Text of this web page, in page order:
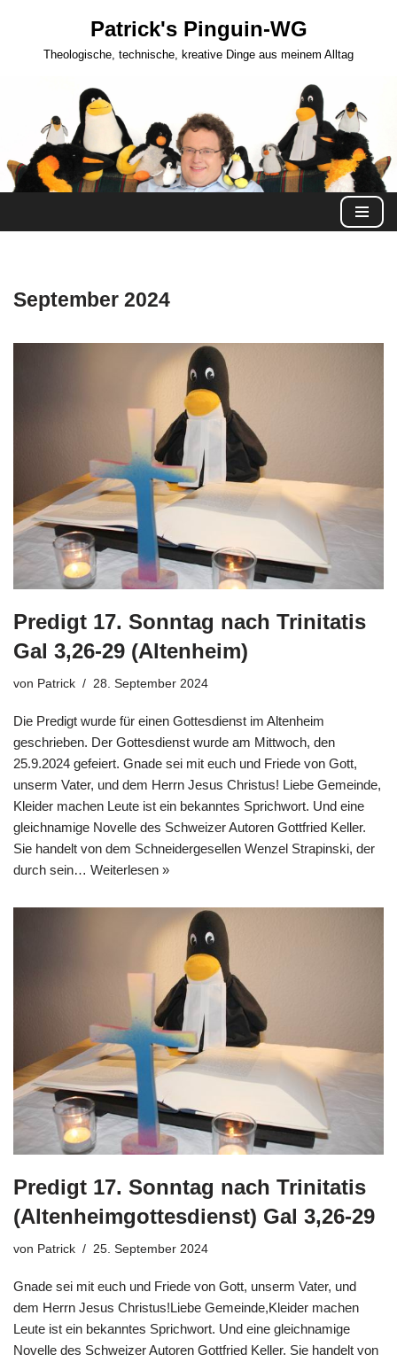
Patrick's Pinguin-WG
Theologische, technische, kreative Dinge aus meinem Alltag
September 2024
Predigt 17. Sonntag nach Trinitatis
Gal 3,26-29 (Altenheim)
von Patrick 28. September 2024
Die Predigt wurde für einen Gottesdienst im Altenheim
geschrieben. Der Gottesdienst wurde am Mittwoch, den
25.9.2024 gefeiert. Gnade sei mit euch und Friede von Gott,
unserm Vater, und dem Herrn Jesus Christus! Liebe Gemeinde,
Kleider machen Leute ist ein bekanntes Sprichwort. Und eine
gleichnamige Novelle des Schweizer Autoren Gottfried Keller.
Sie handelt von dem Schneidergesellen Wenzel Strapinski, der
durch sein… Weiterlesen »
Predigt 17. Sonntag nach Trinitatis
(Altenheimgottesdienst) Gal 3,26-29
von Patrick 25. September 2024
Gnade sei mit euch und Friede von Gott, unserm Vater, und
dem Herrn Jesus Christus!Liebe Gemeinde,Kleider machen
Leute ist ein bekanntes Sprichwort. Und eine gleichnamige
Novelle des Schweizer Autoren Gottfried Keller. Sie handelt von